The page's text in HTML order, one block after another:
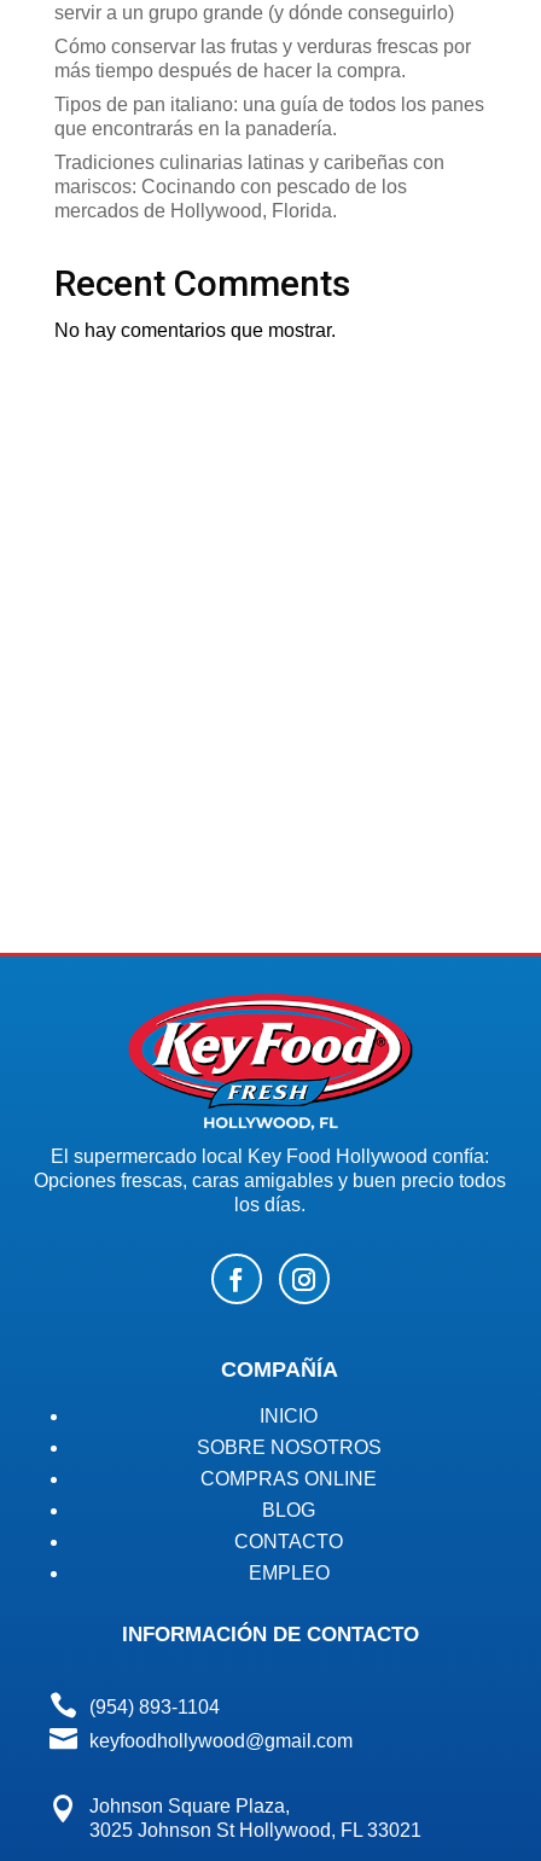
servir a un grupo grande (y dónde conseguirlo)
Cómo conservar las frutas y verduras frescas por
más tiempo después de hacer la compra.
Tipos de pan italiano: una guía de todos los panes
que encontrarás en la panadería.
Tradiciones culinarias latinas y caribeñas con
mariscos: Cocinando con pescado de los
mercados de Hollywood, Florida.
Recent Comments
No hay comentarios que mostrar.
El supermercado local Key Food Hollywood confía:
Opciones frescas, caras amigables y buen precio todos
los días.
COMPAÑÍA
INICIO
SOBRE NOSOTROS
COMPRAS ONLINE
BLOG
CONTACTO
EMPLEO
INFORMACIÓN DE CONTACTO
 (954) 893-1104
 keyfoodhollywood@gmail.com

Johnson Square Plaza,
3025 Johnson St Hollywood, FL 33021